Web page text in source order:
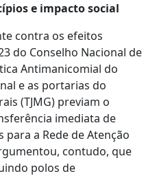
e impacto social
contra os efeitos
do Conselho Nacional de
Antimanicomial do
e as portarias do
(TJMG) previam o
imediata de
a Rede de Atenção
contudo, que
polos de